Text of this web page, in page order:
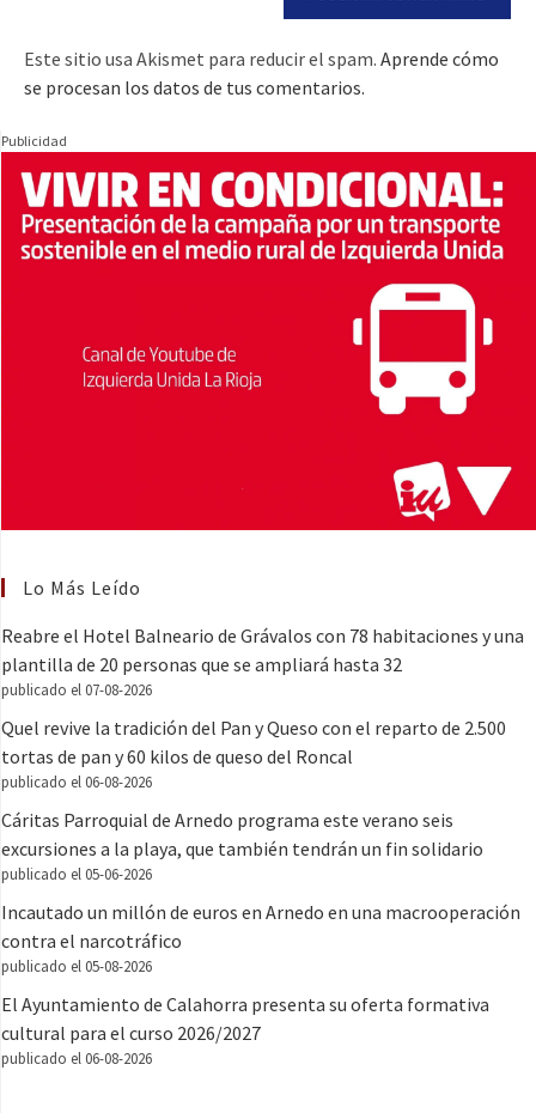
Este sitio usa Akismet para reducir el spam. Aprende cómo
se procesan los datos de tus comentarios.
Publicidad
Lo Más Leído
Reabre el Hotel Balneario de Grávalos con 78 habitaciones y una
plantilla de 20 personas que se ampliará hasta 32
publicado el 07-08-2026
Quel revive la tradición del Pan y Queso con el reparto de 2.500
tortas de pan y 60 kilos de queso del Roncal
publicado el 06-08-2026
Cáritas Parroquial de Arnedo programa este verano seis
excursiones a la playa, que también tendrán un fin solidario
publicado el 05-06-2026
Incautado un millón de euros en Arnedo en una macrooperación
contra el narcotráfico
publicado el 05-08-2026
El Ayuntamiento de Calahorra presenta su oferta formativa
cultural para el curso 2026/2027
publicado el 06-08-2026